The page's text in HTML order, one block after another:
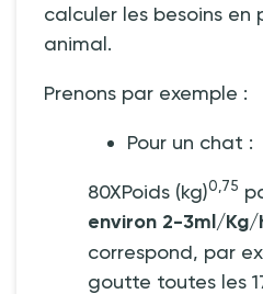
calculer les besoins en
animal.
Prenons par exemple :
Pour un chat :
80XPoids (kg)0,75
environ 2-3ml/Kg/
correspond, par
goutte toutes les